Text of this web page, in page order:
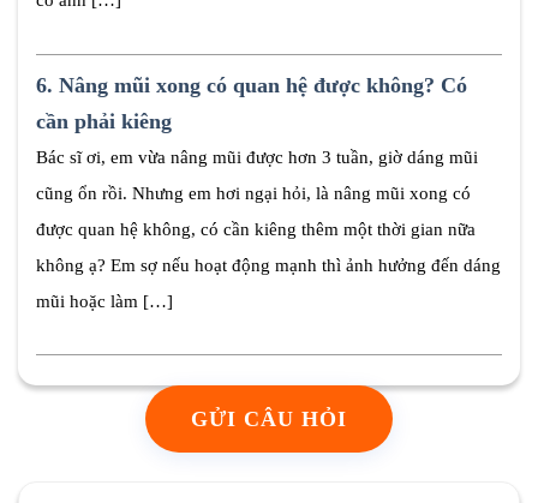
6. Nâng mũi xong có quan hệ được không? Có
cần phải kiêng
Bác sĩ ơi, em vừa nâng mũi được hơn 3 tuần, giờ dáng mũi
cũng ổn rồi. Nhưng em hơi ngại hỏi, là nâng mũi xong có
được quan hệ không, có cần kiêng thêm một thời gian nữa
không ạ? Em sợ nếu hoạt động mạnh thì ảnh hưởng đến dáng
mũi hoặc làm […]
GỬI CÂU HỎI